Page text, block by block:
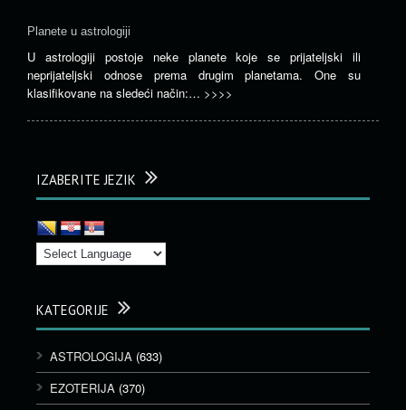
Planete u astrologiji
U astrologiji postoje neke planete koje se prijateljski ili
neprijateljski odnose prema drugim planetama. One su
klasifikovane na sledeći način:… >>>>
IZABERITE JEZIK
KATEGORIJE
ASTROLOGIJA (633)
EZOTERIJA (370)